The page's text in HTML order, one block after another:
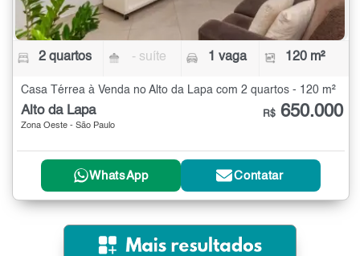
2 quartos - suíte 1 vaga 120 m²
Casa Térrea à Venda no Alto da Lapa com 2 quartos - 120 m²
Alto da Lapa
Zona Oeste - São Paulo
R$ 650.000
WhatsApp Contatar